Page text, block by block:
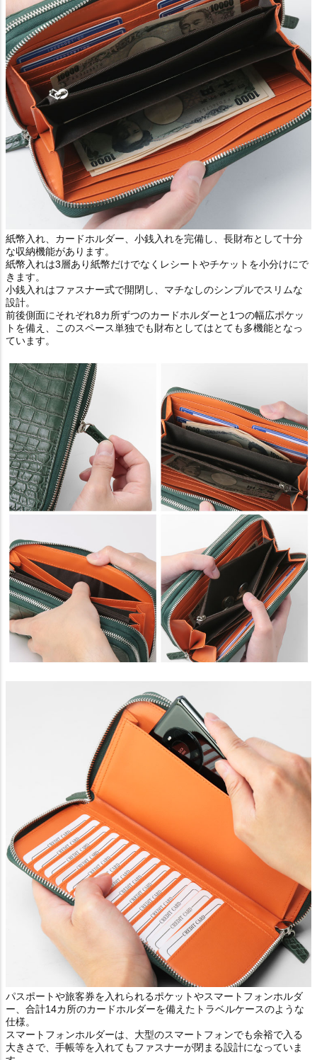
紙幣入れ、カードホルダー、小銭入れを完備し、長財布として十分
な収納機能があります。
紙幣入れは3層あり紙幣だけでなくレシートやチケットを小分けにで
きます。
小銭入れはファスナー式で開閉し、マチなしのシンプルでスリムな
設計。
前後側面にそれぞれ8カ所ずつのカードホルダーと1つの幅広ポケッ
トを備え、このスペース単独でも財布としてはとても多機能となっ
ています。
パスポートや旅客券を入れられるポケットやスマートフォンホルダ
ー、合計14カ所のカードホルダーを備えたトラベルケースのような
仕様。
スマートフォンホルダーは、大型のスマートフォンでも余裕で入る
大きさで、手帳等を入れてもファスナーが閉まる設計になっていま